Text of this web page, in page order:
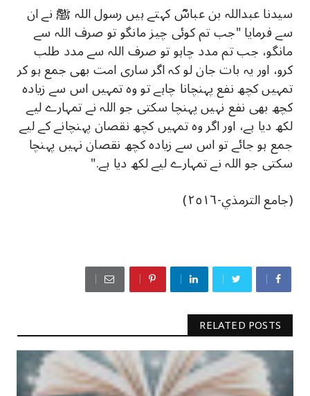
سيدنا عبداللہ بن عباسؓ کہتے ہیں رسول اللہ ﷺ نے ان
سے فرمایا "جب تم کوئی چیز مانگو تو صرف اللہ سے
مانگو، جب تم مدد چاہو تو صرف اللہ سے مدد طلب
کرو، اور یہ بات جان لو کہ اگر ساری امت بھی جمع ہو کر
تمہیں کچھ نفع پہنچانا چاہے تو وہ تمہیں اس سے زیادہ
کچھ بھی نفع نہیں پہنچا سکتی جو اللہ نے تمہارے لیے
لکھ دیا ہے، اور اگر وہ تمہیں کچھ نقصان پہنچانے کے لیے
جمع ہو جائے تو اس سے زیادہ کچھ نقصان نہیں پہنچا
سکتی جو اللہ نے تمہارے لیے لکھ دیا ہے."
(جامع الترمذي-٢٥١٦)
RELATED POSTS